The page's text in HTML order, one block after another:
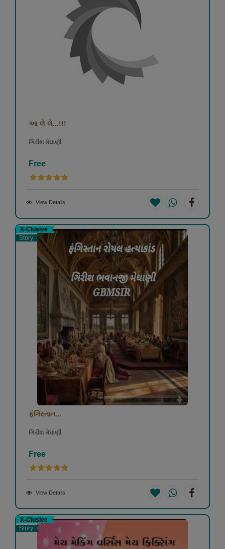
આ લે લે...!!!
ગિરીશ મેઘાણી
Free
View Details
X-Clusive
Story
ફંગિસ્તાન...
ગિરીશ મેઘાણી
Free
View Details
X-Clusive
Story